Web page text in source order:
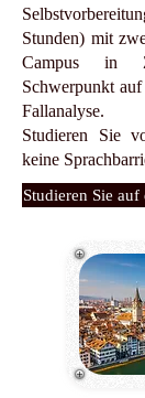
Stunden) mit
Campus in
Schwerpunkt
Fallanalyse.
Studieren Sie
keine
Studieren Sie auf